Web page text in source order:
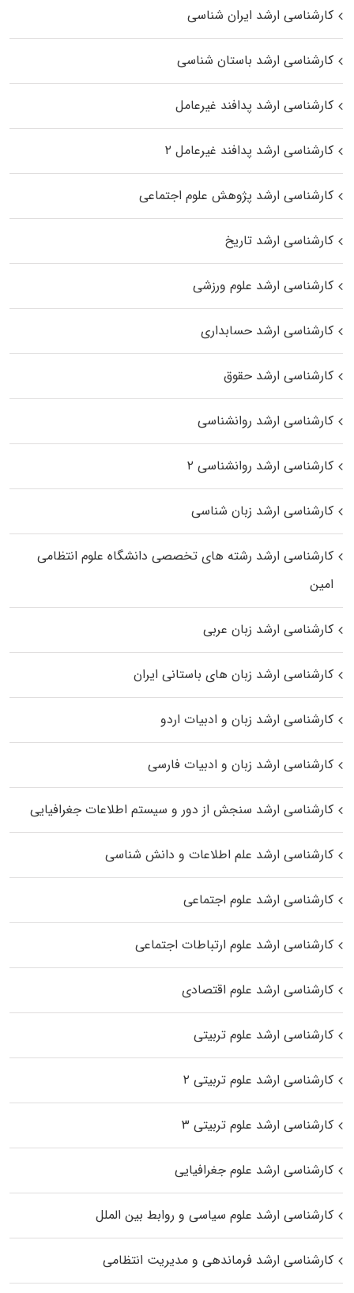
کارشناسی ارشد ایران شناسی
کارشناسی ارشد باستان شناسی
کارشناسی ارشد پدافند غیرعامل
کارشناسی ارشد پدافند غیرعامل ۲
کارشناسی ارشد پژوهش علوم اجتماعی
کارشناسی ارشد تاریخ
کارشناسی ارشد علوم ورزشی
کارشناسی ارشد حسابداری
کارشناسی ارشد حقوق
کارشناسی ارشد روانشناسی
کارشناسی ارشد روانشناسی ۲
کارشناسی ارشد زبان شناسی
کارشناسی ارشد رﺷﺘﻪ ﻫﺎی تخصصی داﻧﺸﮕﺎه ﻋﻠﻮم انتظامی
اﻣﻴﻦ
کارشناسی ارشد زبان عربی
کارشناسی ارشد زبان‌ های باستانی ایران
کارشناسی ارشد زبان و ادبیات اردو
کارشناسی ارشد زبان و ادبیات فارسی
کارشناسی ارشد سنجش از دور و سیستم اطلاعات جغرافیایی
کارشناسی ارشد علم اطلاعات و دانش شناسی
کارشناسی ارشد علوم اجتماعی
کارشناسی ارشد علوم ارتباطات اجتماعی
کارشناسی ارشد علوم اقتصادی
کارشناسی ارشد علوم تربیتی
کارشناسی ارشد علوم تربیتی ۲
کارشناسی ارشد علوم تربیتی ۳
کارشناسی ارشد علوم جغرافیایی
کارشناسی ارشد علوم سیاسی و روابط بین الملل
کارشناسی ارشد فرماندهی و مدیریت انتظامی